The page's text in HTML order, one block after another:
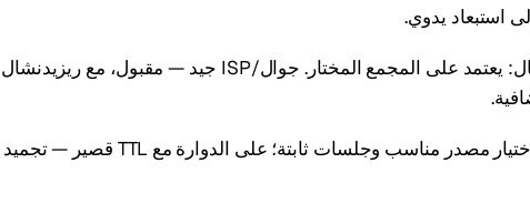
استبعاد يدوي.
السلوك تحت مكافحة الاحتيال: يعتمد على المجمع المختار. جوال/ISP جيد — مقبول، مع ريزيدنشال
استقرار الجلسات: جيد مع اختيار مصدر مناسب وجلسات ثابتة؛ على الدوارة مع TTL قصير — تجميد